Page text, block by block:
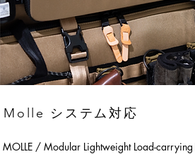
Molle システム対応
MOLLE / Modular Lightweight Load-